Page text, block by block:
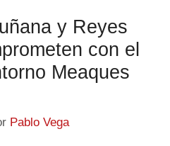
y Reyes
con el
Meaques
Pablo Vega